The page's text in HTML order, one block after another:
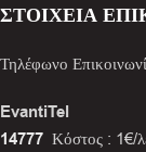
ΣΤΟΙΧΕΙΑ
Τηλέφωνο
EvantiTel
14777 Κόστος : 1€/